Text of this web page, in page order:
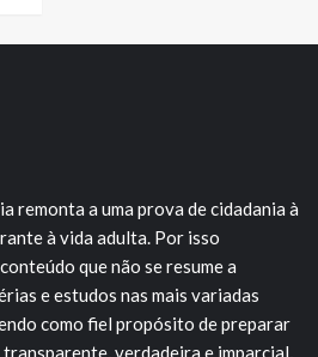
remonta a uma prova de cidadania à
à vida adulta. Por isso
que não se resume a
e estudos nas mais variadas
como fiel propósito de preparar
verdadeira e imparcial,